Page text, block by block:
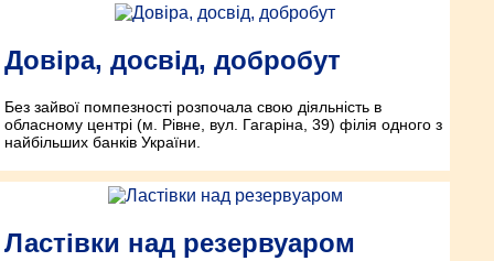
Довіра, досвід, добробут
Без зайвої помпезності розпочала свою діяльність в
обласному центрі (м. Рівне, вул. Гагаріна, 39) філія одного з
найбільших банків України.
Ластівки над резервуаром